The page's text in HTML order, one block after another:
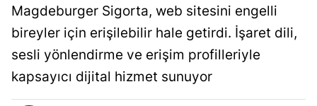
Magdeburger Sigorta, web sitesini engelli
bireyler için erişilebilir hale getirdi. İşaret dili,
sesli yönlendirme ve erişim profilleriyle
kapsayıcı dijital hizmet sunuyor